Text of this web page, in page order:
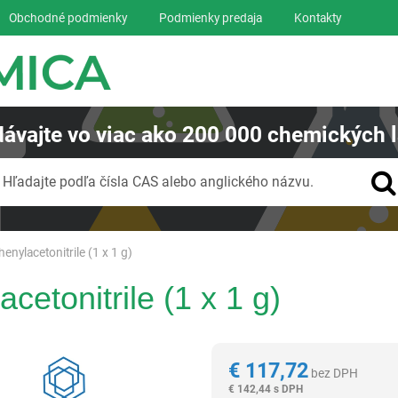
(1 x 1 g)
(1 x 1 g)
€117,72 bez DPH
€ 142,44 s DPH
Obchodné podmienky Podmienky predaja Kontakty
vo viac ako200 000 chemických
Hľadajte podľa čísla CAS alebo anglického názvu.